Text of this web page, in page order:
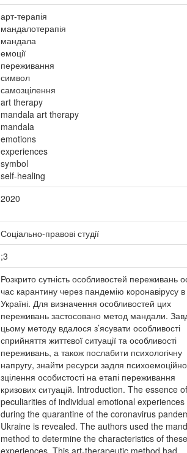
арт-терапія
мандалотерапія
мандала
емоції
переживання
символ
самозцілення
art therapy
mandala art therapy
mandala
emotions
experiences
symbol
self-healing
2020
Соціально-правові студії
;3
Розкрито сутність особливостей переживань
час карантину через пандемію коронавірусу в
Україні. Для визначення особливостей цих
переживань застосовано метод мандали.
цьому методу вдалося з’ясувати особливості
сприйняття життєвої ситуації та особливості
переживань, а також послабити психологічну
напругу, знайти ресурси задля
зцілення особистості на етапі переживання
кризових ситуацій. Introduction. The essence
peculiarities of individual emotional experiences
during the quarantine of the coronavirus
Ukraine is revealed. The authors used the
method to determine the characteristics of these
experiences. This art-therapeutic method had